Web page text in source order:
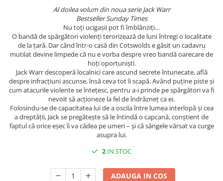
Spiritualitate/Ezoterism
Sport
Stiinte/Educatie
Al doilea volum din noua serie Jack Warr
Bestseller Sunday Times
Nu toți ucigașii pot fi îmblânziți…
O bandă de spărgători violenți terorizează de luni întregi o localitate
de la țară. Dar când într-o casă din Cotswolds e găsit un cadavru
mutilat devine limpede că nu e vorba despre vreo bandă oarecare de
hoți oportuniști.
Jack Warr descoperă localnici care ascund secrete întunecate, află
despre infracțiuni ascunse, însă ceva tot îi scapă. Având puține piste și
cum atacurile violente se întețesc, pentru a-i prinde pe spărgători va fi
nevoit să acționeze la fel de îndrăzneț ca ei.
Folosindu-se de capacitatea lui de a oscila între lumea interlopă și cea
a dreptății, Jack se pregătește să le întindă o capcană, conștient de
faptul că orice eșec îi va cădea pe umeri – și că sângele vărsat va curge
asupra lui.
2 IN STOC
ADAUGA IN COS